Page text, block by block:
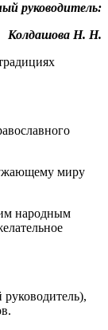
руководитель:
Колдашова Н. Н.
миру
народным